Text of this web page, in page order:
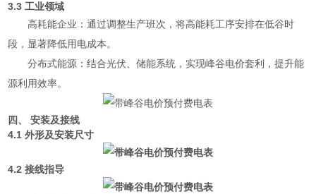
3.3 工业领域
高耗能企业：通过调整生产班次，将高能耗工序安排在低谷时
段，显著降低用电成本。
分布式能源：结合光伏、储能系统，实现峰谷电价套利，提升能
源利用效率。
四、 安装及接线
4.1 外形及安装尺寸
4.2 接线指导